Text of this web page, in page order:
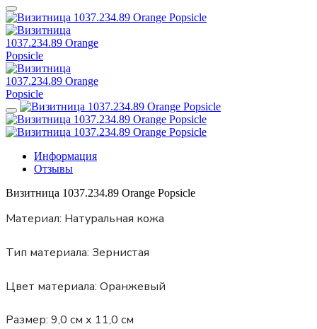
Информация
Отзывы
Визитница 1037.234.89 Orange Popsicle
Материал: Натуральная кожа
Тип материала: Зернистая
Цвет материала: Оранжевый
Размер: 9,0 см х 11,0 см